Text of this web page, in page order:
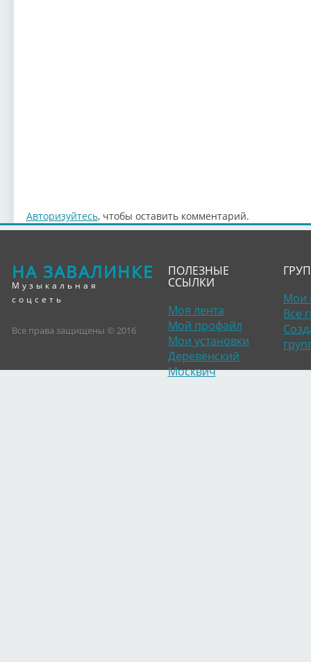
Авторизуйтесь, чтобы оставить комментарий.
НА ЗАВАЛИНКЕ
Музыкальная
соцсеть
Все права защищены © 2016
ПОЛЕЗНЫЕ
ССЫЛКИ
Моя лента
Мой профайл
Мои установки
Деревенский
Москвич
Мои
Все